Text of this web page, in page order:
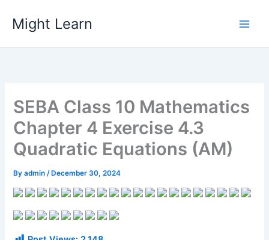
content
Might Learn
SEBA Class 10 Mathematics
Chapter 4 Exercise 4.3
Quadratic Equations (AM)
Byadmin/ December 30, 2024